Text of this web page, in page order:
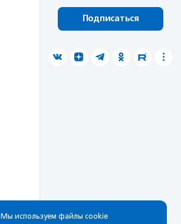
Подписаться
Мы используем файлы cookie